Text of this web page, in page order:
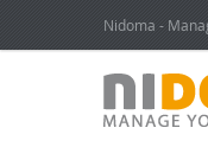
Nidoma -